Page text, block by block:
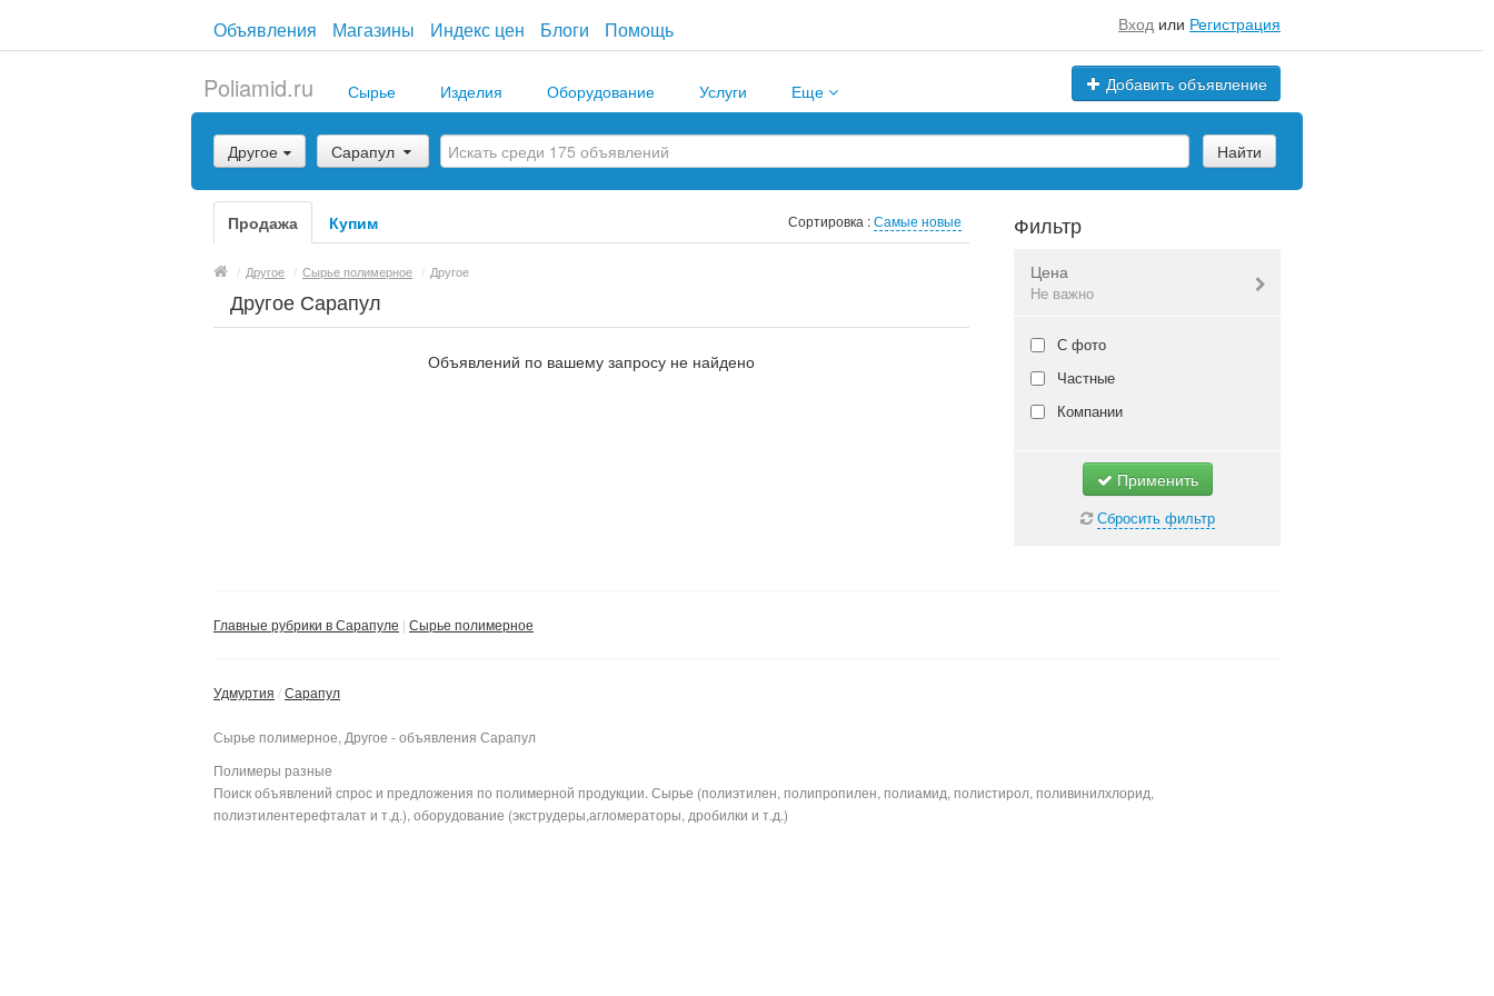
Объявления Магазины Индекс цен Блоги Помощь Вход или Регистрация
Добавить объявление
Poliamid.ru Сырье Изделия Оборудование Услуги Еще
Другое Сарапул Найти
Продажа Купим Сортировка :Самые новые
/ Другое / Сырье полимерное / Другое
Другое Сарапул
Объявлений по вашему запросу не найдено
Фильтр
Цена
Не важно
Валюта:руб.
С фото
Частные
Компании
Применить
Сбросить фильтр
Главные рубрики в Сарапуле Сырье полимерное
Удмуртия Сарапул
Сырье полимерное, Другое - объявления Сарапул
Полимеры разные
Поиск объявлений спрос и предложения по полимерной продукции. Сырье (полиэтилен, полипропилен, полиамид, полистирол, поливинилхлорид,
полиэтилентерефталат и т.д.), оборудование (экструдеры,агломераторы, дробилки и т.д.)